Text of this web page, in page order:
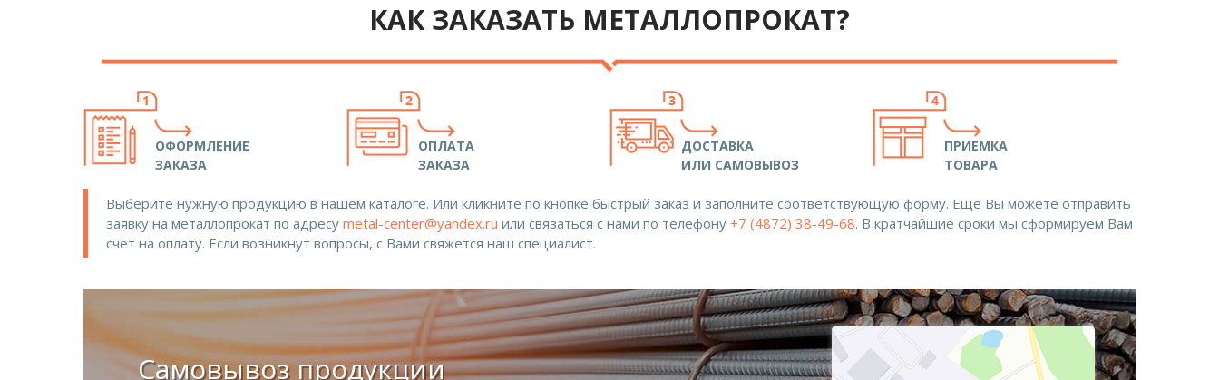
КАК ЗАКАЗАТЬ МЕТАЛЛОПРОКАТ?
ОФОРМЛЕНИЕ
ЗАКАЗА
ОПЛАТА
ЗАКАЗА
ДОСТАВКА
ИЛИ САМОВЫВОЗ
ПРИЕМКА
ТОВАРА
Выберите нужную продукцию в нашем каталоге. Или кликните по кнопке быстрый заказ и заполните соответствующую форму. Еще Вы можете отправить
заявку на металлопрокат по адресу metal-center@yandex.ru или связаться с нами по телефону +7 (4872) 38-49-68. В кратчайшие сроки мы сформируем Вам
счет на оплату. Если возникнут вопросы, с Вами свяжется наш специалист.
Самовывоз продукции